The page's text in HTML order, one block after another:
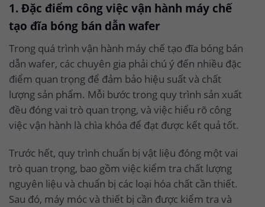
1. Đặc điểm công việc vận hành máy chế
tạo đĩa bóng bán dẫn wafer
Trong quá trình vận hành máy chế tạo đĩa bóng bán
dẫn wafer, các chuyên gia phải chú ý đến nhiều đặc
điểm quan trọng để đảm bảo hiệu suất và chất
lượng sản phẩm. Mỗi bước trong quy trình sản xuất
đều đóng vai trò quan trọng, và việc hiểu rõ công
việc vận hành là chìa khóa để đạt được kết quả tốt.
Trước hết, quy trình chuẩn bị vật liệu đóng một vai
trò quan trọng, bao gồm việc kiểm tra chất lượng
nguyên liệu và chuẩn bị các loại hóa chất cần thiết.
Sau đó, máy móc và thiết bị cần được kiểm tra và